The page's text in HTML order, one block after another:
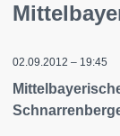
02.09.2012 – 19:45